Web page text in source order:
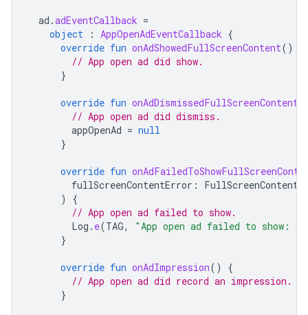
ad .adEventCallback =
object
: AppOpenAdEventCallback {
override fun onAdShowedFullScreenContent()
// App open ad did show.
}
override fun onAdDismissedFullScreenContent
// App open ad did dismiss.
appOpenAd = null
}
override fun
fullScreenContentError :
)
{
// App open ad failed to show.
Log . e(TAG, "App open ad failed to show: ${
}
override fun onAdImpression()
{
// App open ad did record an impression.
}